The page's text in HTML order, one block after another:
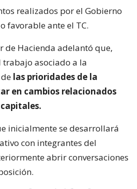
realizados por el Gobierno
favorable ante el TC.
de Hacienda adelantó que,
trabajo asociado a la
las prioridades de la
en cambios relacionados
inicialmente se desarrollará
con integrantes del
abrir conversaciones